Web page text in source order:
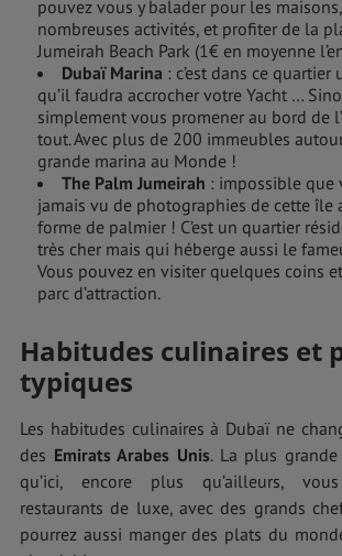
pouvez vous y balader pour les
nombreuses activités, et profiter de la
Jumeirah Beach Park (1€ en moyenne
Dubaï Marina : c’est dans ce
qu’il faudra accrocher votre Yacht …
simplement vous promener au bord de
tout. Avec plus de 200 immeubles
grande marina au Monde !
The Palm Jumeirah : impossible que
jamais vu de photographies de cette île
forme de palmier ! C’est un quartier
très cher mais qui héberge aussi le
Vous pouvez en visiter quelques coins
parc d’attraction.
Habitudes culinaires et
typiques
Les habitudes culinaires à Dubaï ne
des Emirats Arabes Unis. La plus grande
qu’ici, encore plus qu’ailleurs,
restaurants de luxe, avec des grands
pourrez aussi manger des plats du